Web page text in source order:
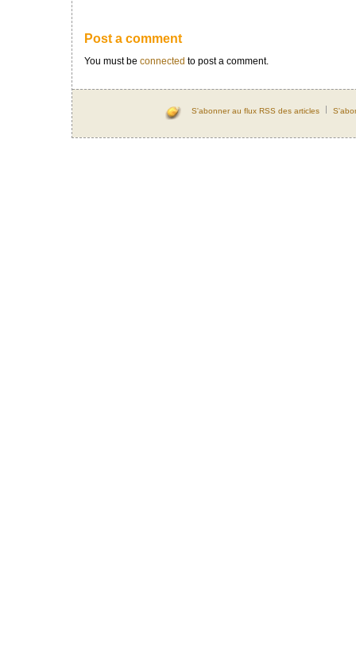
Post a comment
You must be connected to post a comment.
S'abonner au flux RSS des articles